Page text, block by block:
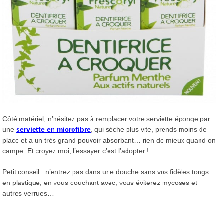
Côté matériel, n’hésitez pas à remplacer votre serviette éponge par
une serviette en microfibre , qui sèche plus vite, prends moins de
place et a un très grand pouvoir absorbant… rien de mieux quand on
campe. Et croyez moi, l’essayer c’est l’adopter !
Petit conseil : n’entrez pas dans une douche sans vos fidèles tongs
en plastique, en vous douchant avec, vous éviterez mycoses et
autres verrues…